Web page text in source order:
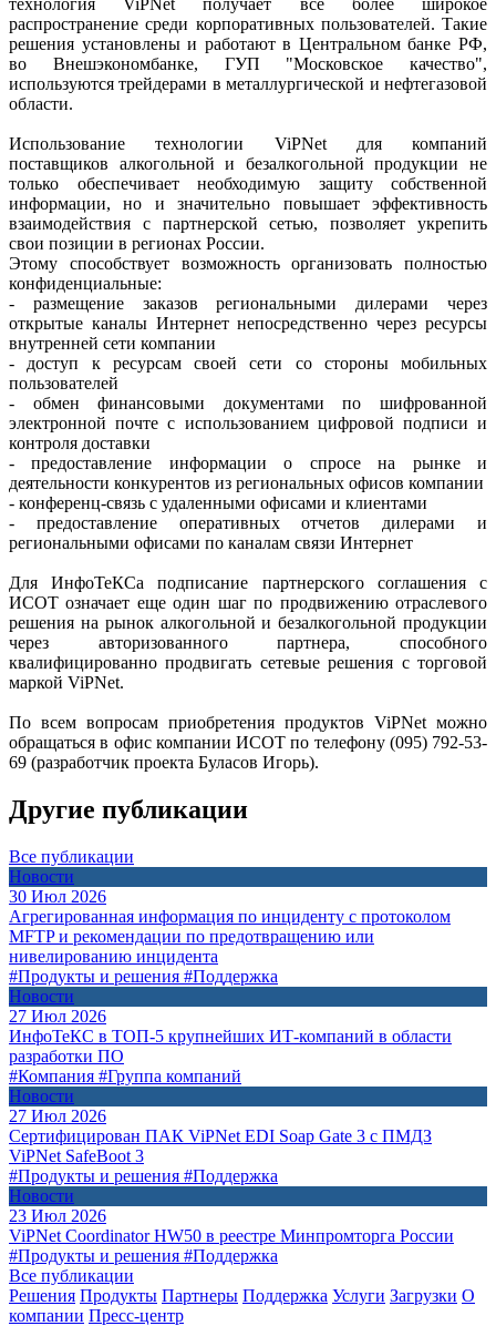
распространение среди корпоративных пользователей. Такие
решения установлены и работают в Центральном банке РФ,
во Внешэкономбанке, ГУП "Московское качество",
используются трейдерами в металлургической и нефтегазовой
области.
Использование технологии ViPNet для компаний
поставщиков алкогольной и безалкогольной продукции не
только обеспечивает необходимую защиту собственной
информации, но и значительно повышает эффективность
взаимодействия с партнерской сетью, позволяет укрепить
свои позиции в регионах России.
Этому способствует возможность организовать полностью
конфиденциальные:
- размещение заказов региональными дилерами через
открытые каналы Интернет непосредственно через ресурсы
внутренней сети компании
- доступ к ресурсам своей сети со стороны мобильных
пользователей
- обмен финансовыми документами по шифрованной
электронной почте с использованием цифровой подписи и
контроля доставки
- предоставление информации о спросе на рынке и
деятельности конкурентов из региональных офисов компании
- конференц-связь с удаленными офисами и клиентами
- предоставление оперативных отчетов дилерами и
региональными офисами по каналам связи Интернет
Для ИнфоТеКСа подписание партнерского соглашения с
ИСОТ означает еще один шаг по продвижению отраслевого
решения на рынок алкогольной и безалкогольной продукции
через авторизованного партнера, способного
квалифицированно продвигать сетевые решения с торговой
маркой ViPNet.
По всем вопросам приобретения продуктов ViPNet можно
обращаться в офис компании ИСОТ по телефону (095) 792-53-
69 (разработчик проекта Буласов Игорь).
Другие публикации
Все публикации
Новости
30 Июл 2026
Агрегированная информация по инциденту с протоколом
MFTP и рекомендации по предотвращению или
нивелированию инцидента
#Продукты и решения #Поддержка
Новости
27 Июл 2026
ИнфоТеКС в ТОП-5 крупнейших ИТ-компаний в области
разработки ПО
#Компания #Группа компаний
Новости
27 Июл 2026
Сертифицирован ПАК ViPNet EDI Soap Gate 3 с ПМДЗ
ViPNet SafeBoot 3
#Продукты и решения #Поддержка
Новости
23 Июл 2026
ViPNet Coordinator HW50 в реестре Минпромторга России
#Продукты и решения #Поддержка
Все публикации
Решения Продукты Партнeры Поддержка Услуги Загрузки О
компании Пресс-центр